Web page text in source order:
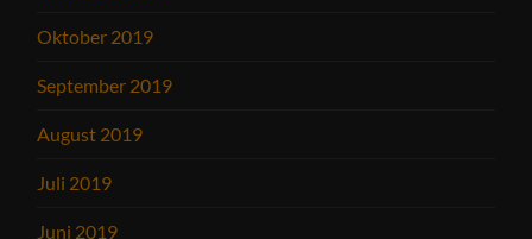
Oktober 2019
September 2019
August 2019
Juli 2019
Juni 2019